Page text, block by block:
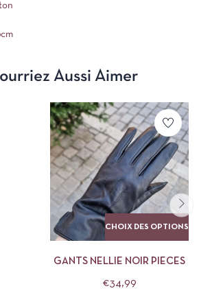
Aussi Aimer
CHOIX DES OPTIONS
GANTS NELLIE NOIR PIECES
€34,99